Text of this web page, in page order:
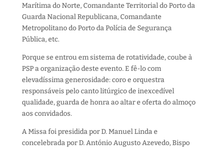
Marítima do Norte, Comandante Territorial do Porto da
Guarda Nacional Republicana, Comandante
Metropolitano do Porto da Polícia de Segurança
Pública, etc.
Porque se entrou em sistema de rotatividade, coube à
PSP a organização deste evento. E fê-lo com
elevadíssima generosidade: coro e orquestra
responsáveis pelo canto litúrgico de inexcedível
qualidade, guarda de honra ao altar e oferta do almoço
aos convidados.
A Missa foi presidida por D. Manuel Linda e
concelebrada por D. António Augusto Azevedo, Bispo